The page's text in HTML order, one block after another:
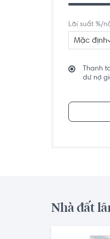
Lãi suất %/
Mặc định
Thanh
dư nợ
Nhà đất